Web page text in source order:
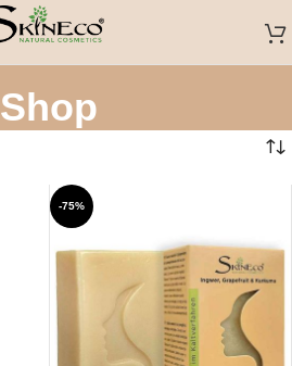
Shop
-75%